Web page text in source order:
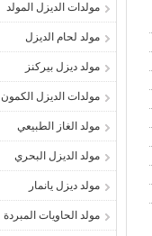
مولدات الديزل المولد
مولد لحام الديزل
مولد ديزل بيركنز
مولدات الديزل الكمون
مولد الغاز الطبيعي
مولد الديزل البحري
مولد ديزل يانمار
مولد الحاويات المبردة